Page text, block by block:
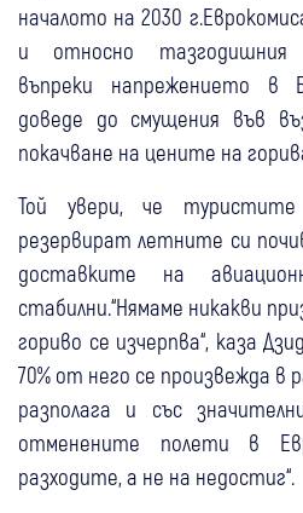
началото на 2030
и относно тазгодишния
въпреки напрежението в
доведе до смущения във
покачване на цените на
Той увери, че
резервират летните си
доставките на
стабилни.“Нямаме никакви
гориво се изчерпва“, каза
70% от него се произвежда в
разполага и със
отменените полети в
разходите, а не на недостиг“.